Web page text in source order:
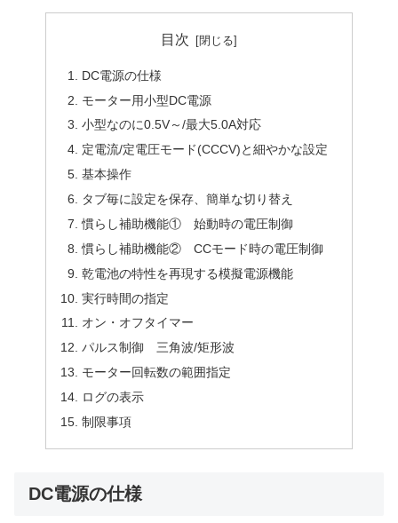
目次
DC電源の仕様
モーター用小型DC電源
小型なのに0.5V～/最大5.0A対応
定電流/定電圧モード(CCCV)と細やかな設定
基本操作
タブ毎に設定を保存、簡単な切り替え
慣らし補助機能① 始動時の電圧制御
慣らし補助機能② CCモード時の電圧制御
乾電池の特性を再現する模擬電源機能
実行時間の指定
オン・オフタイマー
パルス制御 三角波/矩形波
モーター回転数の範囲指定
ログの表示
制限事項
DC電源の仕様